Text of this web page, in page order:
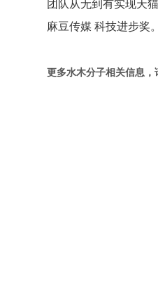
团队从无到有实现天
麻豆传媒 科技进步奖。
更多水木分子相关信息，